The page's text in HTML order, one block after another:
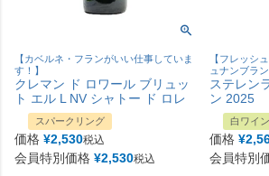
【カベルネ・フランがいい仕事していま
す！】
クレマン ド ロワール ブリュッ
ト エル L NV シャトー ド ロレ
スパークリング
価格 ¥2,530税込
会員特別価格 ¥2,530税込
【フレッシ
ュナンブラン
ステレン
ン 2025
白ワイン
価格 ¥
会員特別